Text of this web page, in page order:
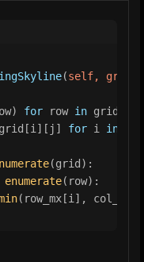
(self, grid:
for row in grid]
for i in
(grid):
enumerate(row):
(row_mx[i],